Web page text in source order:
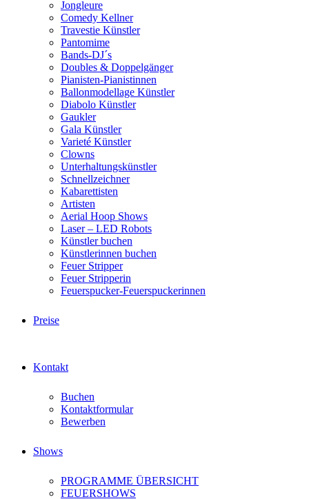
Jongleure
Comedy Kellner
Travestie Künstler
Pantomime
Bands-DJ´s
Doubles & Doppelgänger
Pianisten-Pianistinnen
Ballonmodellage Künstler
Diabolo Künstler
Gaukler
Gala Künstler
Varieté Künstler
Clowns
Unterhaltungskünstler
Schnellzeichner
Kabarettisten
Artisten
Aerial Hoop Shows
Laser – LED Robots
Künstler buchen
Künstlerinnen buchen
Feuer Stripper
Feuer Stripperin
Feuerspucker-Feuerspuckerinnen
Preise
Kontakt
Buchen
Kontaktformular
Bewerben
Shows
PROGRAMME ÜBERSICHT
FEUERSHOWS